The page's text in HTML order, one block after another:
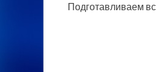
Подготавливаем